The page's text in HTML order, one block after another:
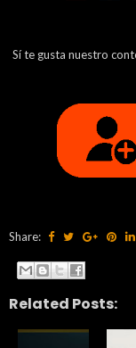
Sí te gusta nuestro
Share:
Related Posts: